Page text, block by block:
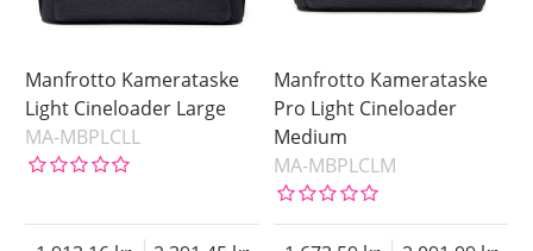
Manfrotto Kamerataske
Light Cineloader Large
MA-MBPLCLL
Manfrotto Kamerataske
Pro Light Cineloader
Medium
MA-MBPLCLM